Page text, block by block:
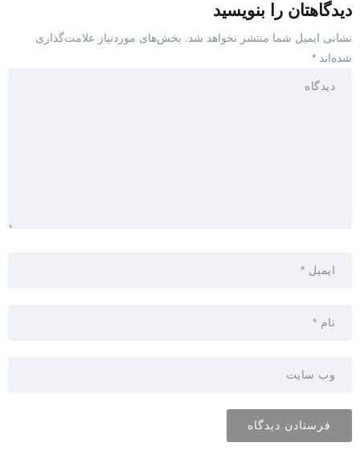
دیدگاهتان را بنویسید
نشانی ایمیل شما منتشر نخواهد شد.
بخش‌های موردنیاز علامت‌گذاری
شده‌اند *